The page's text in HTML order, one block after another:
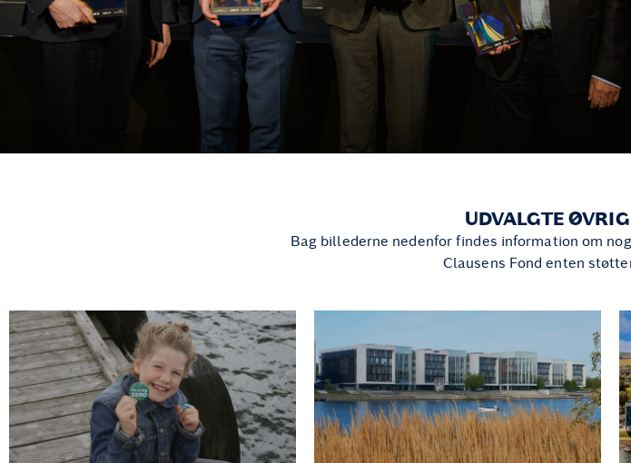
UDVALGTE
Bag billederne nedenfor findes information om
Clausens Fond enten